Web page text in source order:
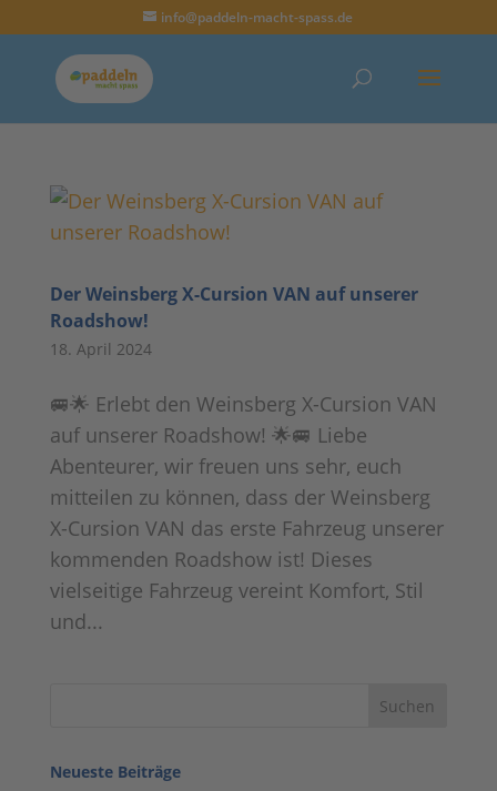
info@paddeln-macht-spass.de
Der Weinsberg X-Cursion VAN auf unserer
Roadshow!
18. April 2024
🚐🌟 Erlebt den Weinsberg X-Cursion VAN
auf unserer Roadshow! 🌟🚐 Liebe
Abenteurer, wir freuen uns sehr, euch
mitteilen zu können, dass der Weinsberg
X-Cursion VAN das erste Fahrzeug unserer
kommenden Roadshow ist! Dieses
vielseitige Fahrzeug vereint Komfort, Stil
und...
Neueste Beiträge